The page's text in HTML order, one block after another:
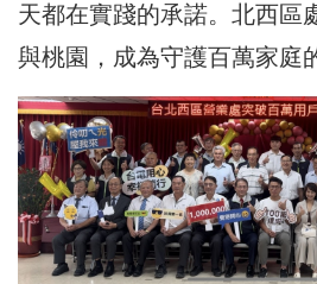
天都在實踐的承諾。北西區
與桃園，成為守護百萬家庭